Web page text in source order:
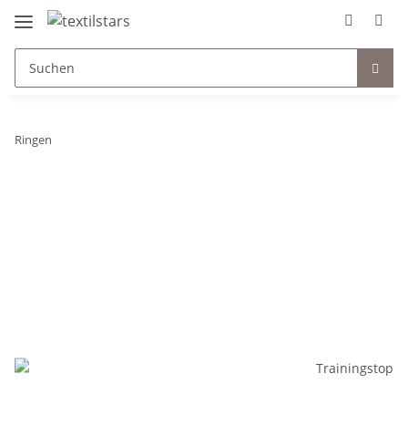
Ringen